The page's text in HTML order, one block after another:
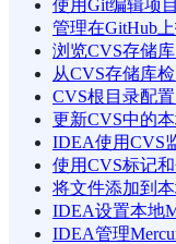
使用Git编辑项
管理在GitHub
浏览CVS存储库
从CVS存储库
CVS根目录配置
更新CVS中的
IDEA使用CVS
使用CVS标记
将文件添加到
IDEA设置本地
IDEA管理